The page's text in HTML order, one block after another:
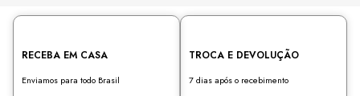
RECEBA EM CASA
Enviamos para todo Brasil
TROCA E DEVOLUÇÃO
7 dias após o recebimento